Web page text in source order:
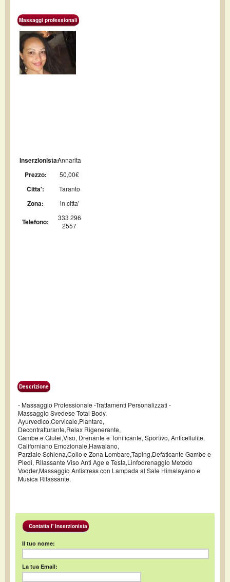
Massaggi professionali
Inserzionista:Annarita
Prezzo: 50,00€
Citta': Taranto
Zona: in citta'
Telefono:
333 296
2557
Descrizione
- Massaggio Professionale -Trattamenti Personalizzati -
Massaggio Svedese Total Body,
Ayurvedico,Cervicale,Plantare,
Decontratturante,Relax Rigenerante,
Gambe e Glutei,Viso, Drenante e Tonificante, Sportivo, Anticellulite,
Californiano Emozionale,Hawaiano,
Parziale Schiena,Collo e Zona Lombare,Taping,Defaticante Gambe e
Piedi, Rilassante Viso Anti Age e Testa,Linfodrenaggio Metodo
Vodder,Massaggio Antistress con Lampada al Sale Himalayano e
Musica Rilassante.
Contatta l' Inserzionista
Il tuo nome:
La tua Email: